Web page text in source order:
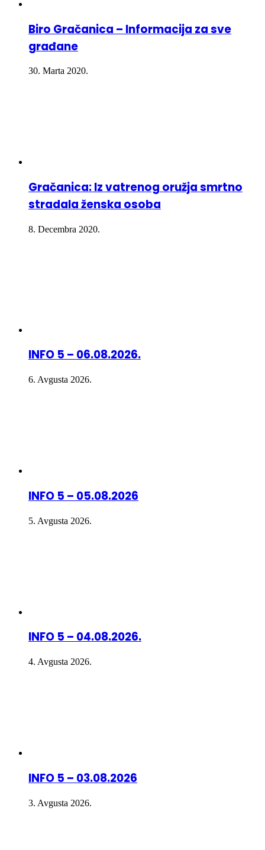
Biro Gračanica – Informacija za sve
građane
30. Marta 2020.
Gračanica: Iz vatrenog oružja smrtno
stradala ženska osoba
8. Decembra 2020.
INFO 5 – 06.08.2026.
6. Avgusta 2026.
INFO 5 – 05.08.2026
5. Avgusta 2026.
INFO 5 – 04.08.2026.
4. Avgusta 2026.
INFO 5 – 03.08.2026
3. Avgusta 2026.